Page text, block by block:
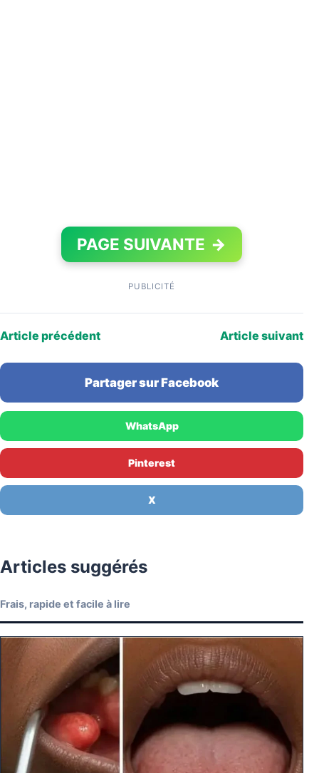
PAGE SUIVANTE →
PUBLICITÉ
Article précédent Article suivant
Partager sur Facebook
WhatsApp
Pinterest
X
Articles suggérés
Frais, rapide et facile à lire